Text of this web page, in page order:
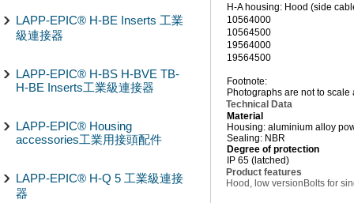
LAPP-EPIC® H-BE Inserts 工業
級連接器
LAPP-EPIC® H-BS H-BVE TB-
H-BE Inserts工業級連接器
LAPP-EPIC® Housing
accessories工業用接頭配件
LAPP-EPIC® H-Q 5 工業級連接
器
H-A housing: Hood (side
10564000
10564500
19564000
19564500
Footnote:
Photographs are not to
Technical Data
Material
Housing: aluminium alloy
Sealing: NBR
Degree of protection
IP 65 (latched)
Product features
Hood, low version Bolts for